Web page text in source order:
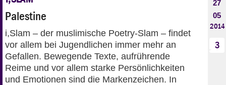
Palestine
i,Slam – der muslimische Poetry-Slam – findet
vor allem bei Jugendlichen immer mehr an
Gefallen. Bewegende Texte, aufrührende
Reime und vor allem starke Persönlichkeiten
und Emotionen sind die Markenzeichen. In
27
05
2014
3